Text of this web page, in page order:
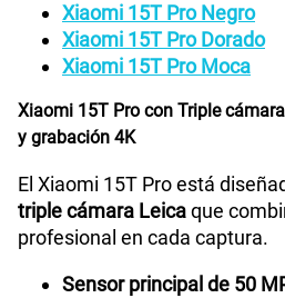
Xiaomi 15T Pro Negro
Xiaomi 15T Pro Dorado
Xiaomi 15T Pro Moca
Xiaomi 15T Pro con Triple
y grabación 4K
El Xiaomi 15T Pro está
triple cámara Leicaque
profesional en cada captura.
Sensor principal de 50